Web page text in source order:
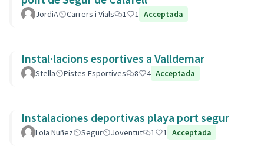
JordiA Carrers i Vials 1 1 Acceptada
Instal·lacions esportives a Valldemar
Stella Pistes Esportives 8 4 Acceptada
Instalaciones deportivas playa port segur
Lola Nuñez Segur Joventut 1 1 Acceptada